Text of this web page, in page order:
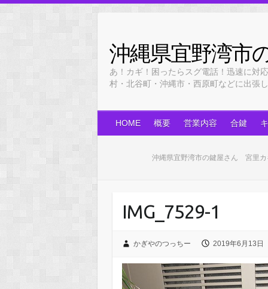
content
沖縄県宜野湾市
あ！カギ！困ったらスグ電話！迅速に対
村・北谷町・沖縄市・西原町などに出
HOME 概要 営業内容 合鍵
沖縄県宜野湾市の鍵屋さん 宮里カ
IMG_7529-1
かぎやのつっちー 2019年6月13日